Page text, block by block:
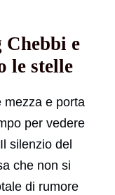
e
le stelle
mezza e porta
per vedere
silenzio del
che non si
di rumore